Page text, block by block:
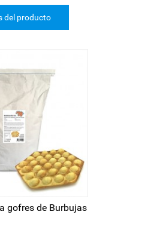
del producto
gofres de Burbujas